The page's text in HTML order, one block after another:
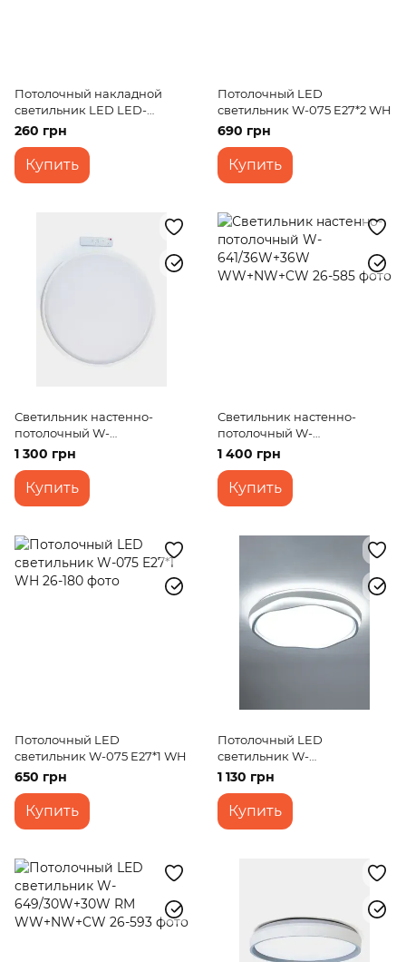
Потолочный накладной
светильник LED LED-
471/20W CW IP44
260 грн
Купить
Потолочный LED
светильник W-075 E27*2 WH
690 грн
Купить
Светильник настенно-
потолочный W-
630/36W+36W WW+NW+CW
1 300 грн
Купить
Светильник настенно-
потолочный W-
641/36W+36W WW+NW+CW
1 400 грн
Купить
Потолочный LED
светильник W-075 E27*1 WH
650 грн
Купить
Потолочный LED
светильник W-
647/30W+30W RM
WW+NW+CW
1 130 грн
Купить